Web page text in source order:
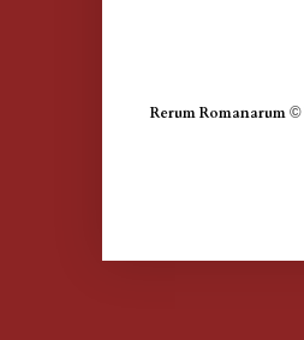
Rerum Romanarum ©